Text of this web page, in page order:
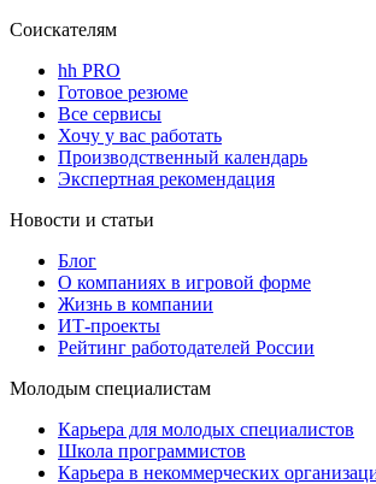
Соискателям
hh PRO
Готовое резюме
Все сервисы
Хочу у вас работать
Производственный календарь
Экспертная рекомендация
Новости и статьи
Блог
О компаниях в игровой форме
Жизнь в компании
ИТ-проекты
Рейтинг работодателей России
Молодым специалистам
Карьера для молодых специалистов
Школа программистов
Карьера в некоммерческих